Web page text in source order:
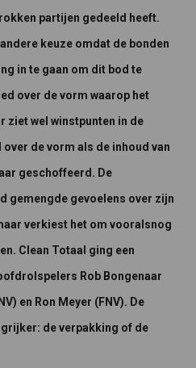
partijen gedeeld heeft.
keuze omdat de bonden
in te gaan om dit bod te
over de vorm waarop het
ziet wel winstpunten in de
de vorm als de inhoud van
geschoffeerd. De
gemengde gevoelens over zijn
verkiest het om vooralsnog
Clean Totaal ging een
Rob Bongenaar
en Ron Meyer (FNV). De
de verpakking of de